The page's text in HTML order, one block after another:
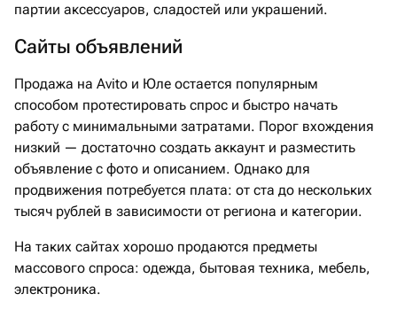
партии аксессуаров, сладостей или украшений.
Сайты объявлений
Продажа на Avito и Юле остается популярным
способом протестировать спрос и быстро начать
работу с минимальными затратами. Порог вхождения
низкий — достаточно создать аккаунт и разместить
объявление с фото и описанием. Однако для
продвижения потребуется плата: от ста до нескольких
тысяч рублей в зависимости от региона и категории.
На таких сайтах хорошо продаются предметы
массового спроса: одежда, бытовая техника, мебель,
электроника.